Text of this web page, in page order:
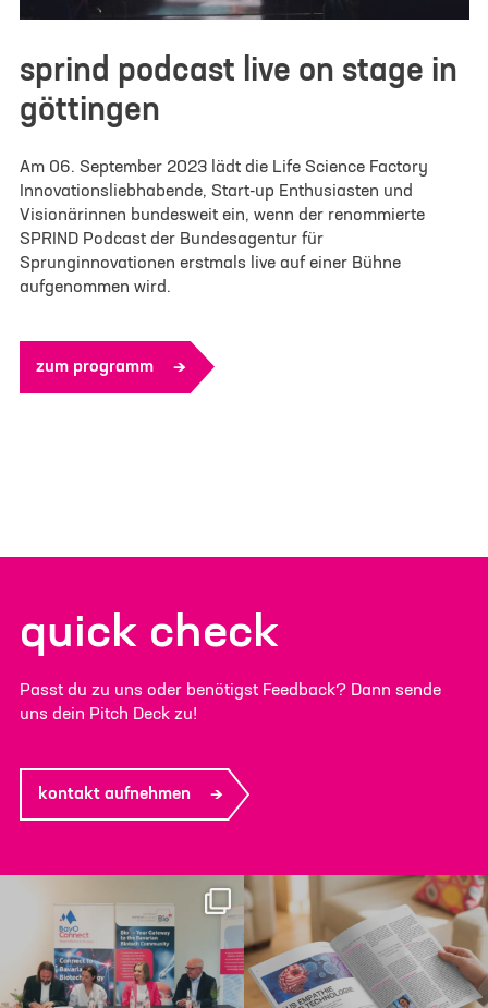
sprind podcast live on stage in
göttingen
Am 06. September 2023 lädt die Life Science Factory
Innovationsliebhabende, Start-up Enthusiasten und
Visionärinnen bundesweit ein, wenn der renommierte
SPRIND Podcast der Bundesagentur für
Sprunginnovationen erstmals live auf einer Bühne
aufgenommen wird.
zum programm
quick check
Passt du zu uns oder benötigst Feedback? Dann sende
uns dein Pitch Deck zu!
kontakt aufnehmen